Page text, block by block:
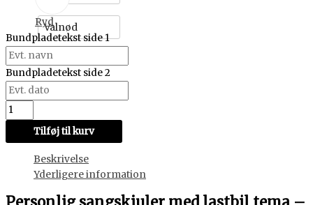
Valnød
Ryd
Bundpladetekst side 1
Bundpladetekst side 2
Tilføj til kurv
Beskrivelse
Yderligere information